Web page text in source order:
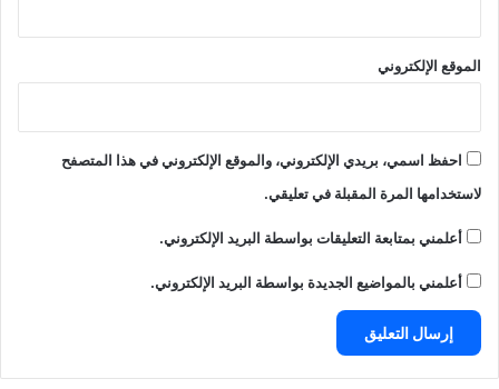
الموقع الإلكتروني
احفظ اسمي، بريدي الإلكتروني، والموقع الإلكتروني في هذا المتصفح
لاستخدامها المرة المقبلة في تعليقي.
أعلمني بمتابعة التعليقات بواسطة البريد الإلكتروني.
أعلمني بالمواضيع الجديدة بواسطة البريد الإلكتروني.